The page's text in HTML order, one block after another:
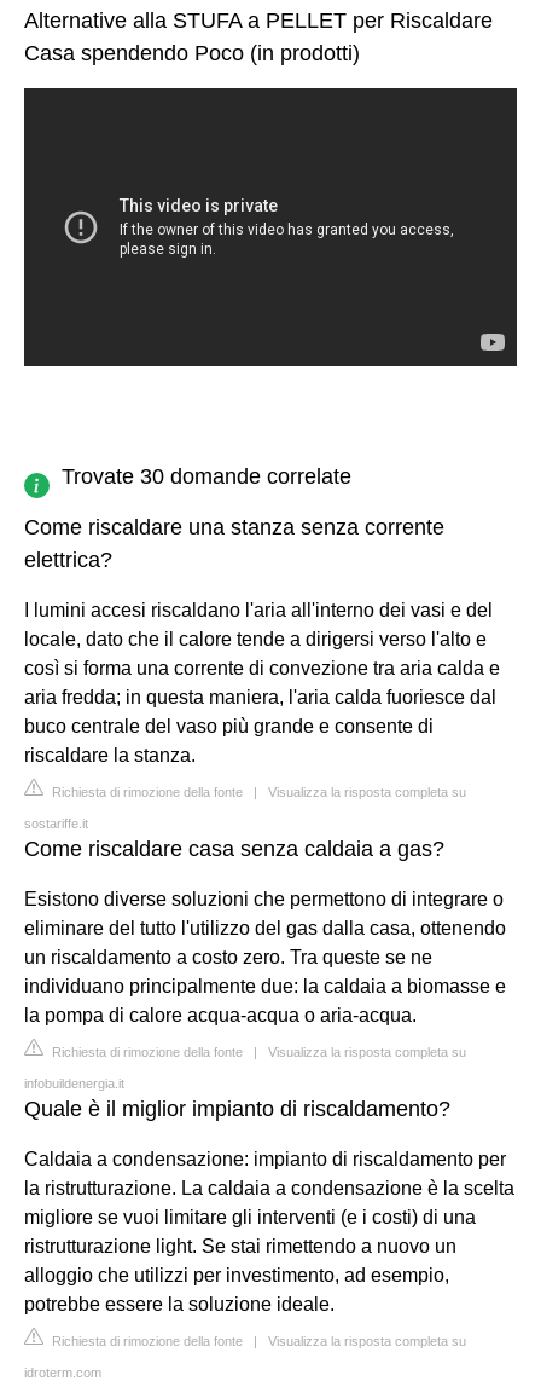
Alternative alla STUFA a PELLET per Riscaldare
Casa spendendo Poco (in prodotti)
Trovate 30 domande correlate
Come riscaldare una stanza senza corrente
elettrica?
I lumini accesi riscaldano l'aria all'interno dei vasi e del
locale, dato che il calore tende a dirigersi verso l'alto e
così si forma una corrente di convezione tra aria calda e
aria fredda; in questa maniera, l'aria calda fuoriesce dal
buco centrale del vaso più grande e consente di
riscaldare la stanza.
Richiesta di rimozione della fonte | Visualizza la risposta completa su
sostariffe.it
Come riscaldare casa senza caldaia a gas?
Esistono diverse soluzioni che permettono di integrare o
eliminare del tutto l'utilizzo del gas dalla casa, ottenendo
un riscaldamento a costo zero. Tra queste se ne
individuano principalmente due: la caldaia a biomasse e
la pompa di calore acqua-acqua o aria-acqua.
Richiesta di rimozione della fonte | Visualizza la risposta completa su
infobuildenergia.it
Quale è il miglior impianto di riscaldamento?
Caldaia a condensazione: impianto di riscaldamento per
la ristrutturazione. La caldaia a condensazione è la scelta
migliore se vuoi limitare gli interventi (e i costi) di una
ristrutturazione light. Se stai rimettendo a nuovo un
alloggio che utilizzi per investimento, ad esempio,
potrebbe essere la soluzione ideale.
Richiesta di rimozione della fonte | Visualizza la risposta completa su
idroterm.com